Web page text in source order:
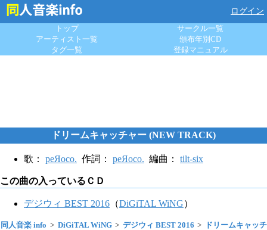
ログイン
トップ
サークル一覧
アーティスト一覧
頒布年別CD
タグ一覧
登録マニュアル
ドリームキャッチャー (NEW TRACK)
歌： peЯoco. 作詞： peЯoco. 編曲： tilt-six
この曲の入っているＣＤ
デジウィ BEST 2016 （DiGiTAL WiNG）
同人音楽 info DiGiTAL WiNG デジウィ BEST 2016
ドリームキャッチ